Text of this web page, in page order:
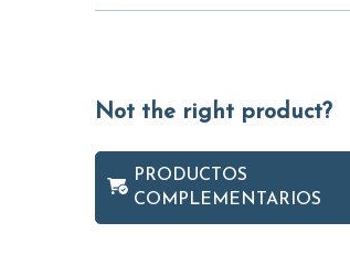
Not the right product?
PRODUCTOS
COMPLEMENTARIOS